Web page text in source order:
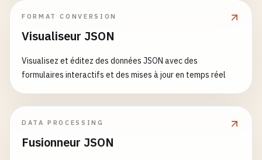
FORMAT CONVERSION
Visualiseur JSON
Visualisez et éditez des données JSON avec des
formulaires interactifs et des mises à jour en temps réel
DATA PROCESSING
Fusionneur JSON